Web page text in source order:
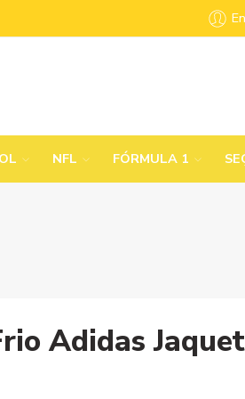
NFL FÓRMULA 1
Adidas